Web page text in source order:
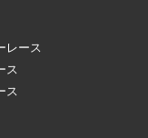
レース
ス
ス